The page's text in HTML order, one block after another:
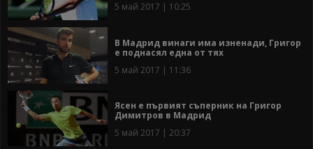
5 май 2017 | 10:25
В Мадрид винаги има изненади, Григор
е поднасял една от тях
5 май 2017 | 11:36
Ясен е първият съперник на Григор
Димитров в Мадрид
5 май 2017 | 20:37